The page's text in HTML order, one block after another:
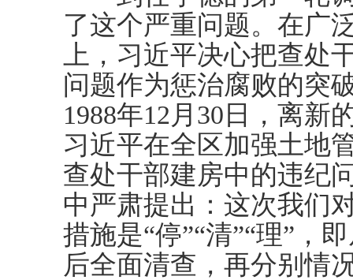
了这个严重问题。在广
上，习近平决心把查处
问题作为惩治腐败的突
1988年12月30日，离新
习近平在全区加强土地
查处干部建房中的违纪
中严肃提出：这次我们
措施是“停”“清”“理”，
后全面清查，再分别情